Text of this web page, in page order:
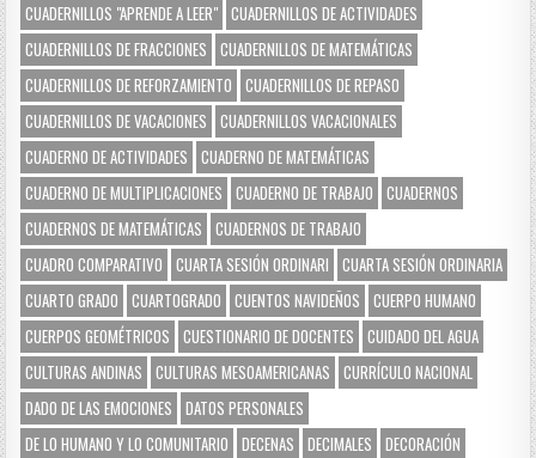
CUADERNILLOS "APRENDE A LEER" CUADERNILLOS DE ACTIVIDADES
CUADERNILLOS DE FRACCIONES
CUADERNILLOS DE MATEMÁTICAS
CUADERNILLOS DE REFORZAMIENTO
CUADERNILLOS DE REPASO
CUADERNILLOS DE VACACIONES
CUADERNILLOS VACACIONALES
CUADERNO DE ACTIVIDADES
CUADERNO DE MATEMÁTICAS
CUADERNO DE MULTIPLICACIONES
CUADERNO DE TRABAJO
CUADERNOS
CUADERNOS DE MATEMÁTICAS
CUADERNOS DE TRABAJO
CUADRO COMPARATIVO
CUARTA SESIÓN ORDINARI
CUARTA SESIÓN ORDINARIA
CUARTO GRADO
CUARTOGRADO CUENTOS NAVIDEÑOS
CUERPO HUMANO
CUERPOS GEOMÉTRICOS
CUESTIONARIO DE DOCENTES
CUIDADO DEL AGUA
CULTURAS ANDINAS
CULTURAS MESOAMERICANAS
CURRÍCULO NACIONAL
DADO DE LAS EMOCIONES
DATOS PERSONALES
DE LO HUMANO Y LO COMUNITARIO
DECENAS DECIMALES
DECORACIÓN